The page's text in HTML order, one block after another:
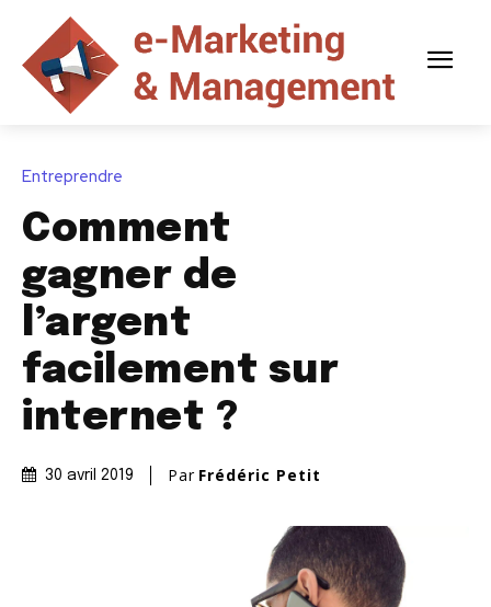
Entreprendre
Comment
gagner de
l’argent
facilement sur
internet ?
30 avril 2019 Par Frédéric Petit